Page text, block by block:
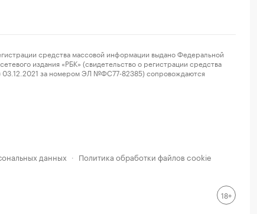
средства массовой информации выдано Федеральной
издания «РБК» (свидетельство о регистрации средства
03.12.2021 за номером ЭЛ №ФС77-82385) сопровождаются
данных · Политика обработки файлов cookie
18+